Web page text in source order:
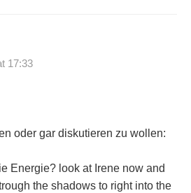
17:33
oder gar diskutieren zu wollen:
Energie? look at Irene now and
the shadows to right into the